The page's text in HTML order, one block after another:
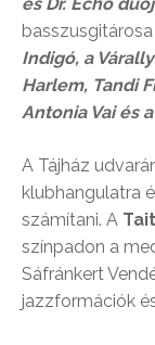
és Dr. Echo
Indigó, a
Harlem, Tandi
Antonia Vai és
A Tájház
klubhangulatra
számítani. A
színpadon a
Sáfránkert
jazzformációk